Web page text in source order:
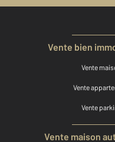
Vente bien
Vente
Vente
Vente
Vente maison